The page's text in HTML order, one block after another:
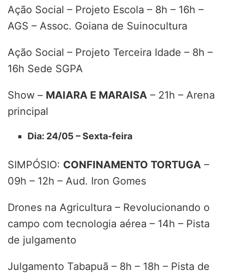
Ação Social – Projeto Escola – 8h – 16h –
AGS – Assoc. Goiana de Suinocultura
Ação Social – Projeto Terceira Idade – 8h –
16h Sede SGPA
Show – MAIARA E MARAISA – 21h – Arena
principal
Dia: 24/05 – Sexta-feira
SIMPÓSIO: CONFINAMENTO TORTUGA –
09h – 12h – Aud. Iron Gomes
Drones na Agricultura – Revolucionando o
campo com tecnologia aérea – 14h – Pista
de julgamento
Julgamento Tabapuã – 8h – 18h – Pista de